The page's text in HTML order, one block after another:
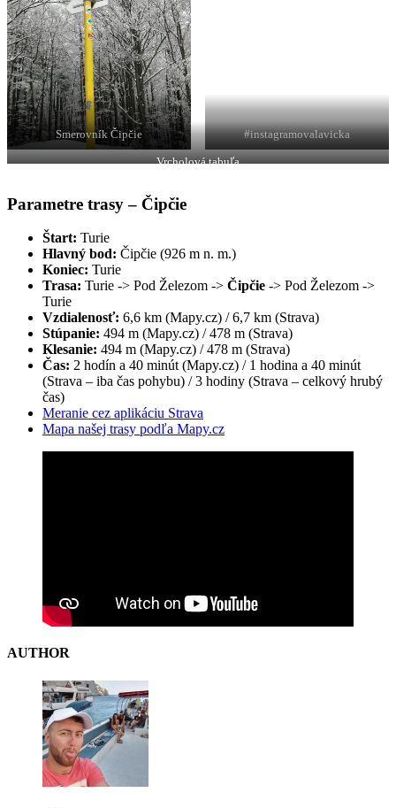
Smerovník Čipčie #instagramovalavicka
Vrcholová tabuľa
Parametre trasy – Čipčie
Štart: Turie
Hlavný bod: Čipčie (926 m n. m.)
Koniec: Turie
Trasa: Turie -> Pod Železom -> Čipčie -> Pod Železom ->
Turie
Vzdialenosť: 6,6 km (Mapy.cz) / 6,7 km (Strava)
Stúpanie: 494 m (Mapy.cz) / 478 m (Strava)
Klesanie: 494 m (Mapy.cz) / 478 m (Strava)
Čas: 2 hodín a 40 minút (Mapy.cz) / 1 hodina a 40 minút
(Strava – iba čas pohybu) / 3 hodiny (Strava – celkový hrubý
čas)
Meranie cez aplikáciu Strava
Mapa našej trasy podľa Mapy.cz
AUTHOR